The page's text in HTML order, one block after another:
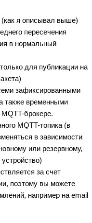
(как я описывал выше)
пересечения
в нормальный
для публикации на
зафиксированными
также временными
брокере.
MQTT-топика (в
в зависимости
или резервному,
за счет
поэтому вы можете
например на email